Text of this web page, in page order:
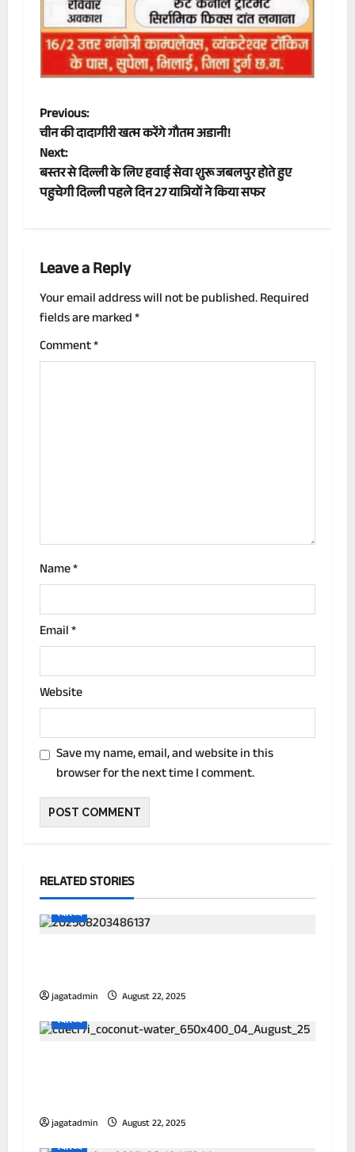
P
o
s
n
a
v
i
n
Previous:
चीन की दादागीरी खत्म करेंगे गौतम अडानी!
Next:
बस्तर से दिल्ली के लिए हवाई सेवा शुरू जबलपुर होते हुए
पहुचेगी दिल्ली पहले दिन 27 यात्रियों ने किया सफर
Leave a Reply
Your email address will not be published.Required
fields are marked*
Comment*
Name*
Email*
Website
Save my name, email, and website in this
browser for the next time I comment.
RELATED STORIES
स्वास्थ्य
jagatadmin
August 22, 2025
स्वास्थ्य
jagatadmin
August 22, 2025
स्वास्थ्य